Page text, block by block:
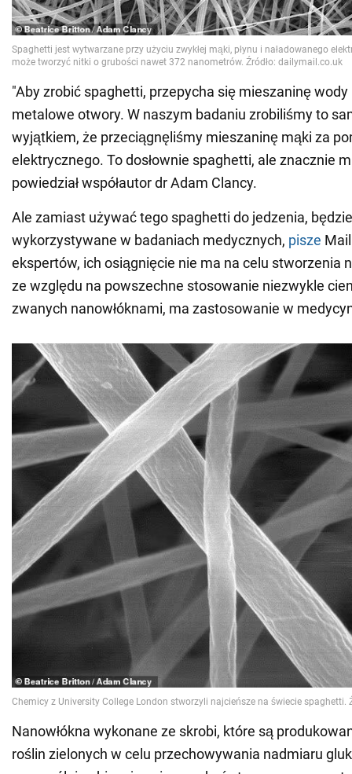
"Aby zrobić spaghetti, przepycha się mieszaninę
metalowe otwory. W naszym badaniu zrobiliśmy to
wyjątkiem, że przeciągnęliśmy mieszaninę mąki za
elektrycznego. To dosłownie spaghetti, ale znacznie
powiedział współautor dr Adam Clancy.
Ale zamiast używać tego spaghetti do jedzenia,
wykorzystywane w badaniach medycznych, pisze
ekspertów, ich osiągnięcie nie ma na celu stworzenia
ze względu na powszechne stosowanie niezwykle
zwanych nanowłóknami, ma zastosowanie w
Nanowłókna wykonane ze skrobi, które są
roślin zielonych w celu przechowywania nadmiaru